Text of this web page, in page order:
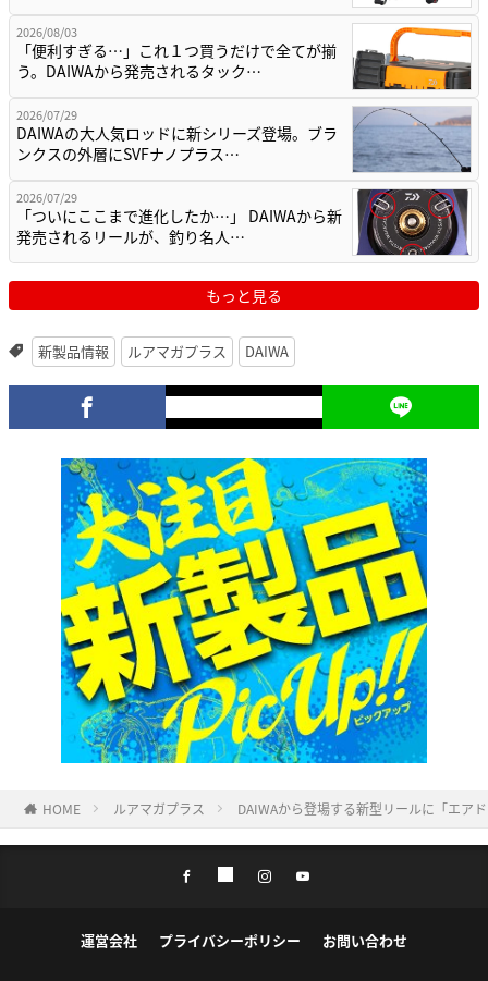
2026/08/03
「便利すぎる…」これ１つ買うだけで全てが揃
う。DAIWAから発売されるタック…
2026/07/29
DAIWAの大人気ロッドに新シリーズ登場。ブラ
ンクスの外層にSVFナノプラス…
2026/07/29
「ついにここまで進化したか…」 DAIWAから新
発売されるリールが、釣り名人…
もっと見る
新製品情報 ルアマガプラス DAIWA
HOME ルアマガプラス DAIWAから登場する新型リールに「エア
運営会社 プライバシーポリシー お問い合わせ